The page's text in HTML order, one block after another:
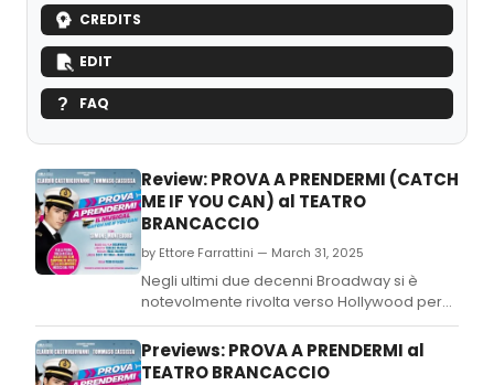
CREDITS
EDIT
FAQ
Review: PROVA A PRENDERMI (CATCH
ME IF YOU CAN) al TEATRO
BRANCACCIO
by Ettore Farrattini — March 31, 2025
Negli ultimi due decenni Broadway si è
notevolmente rivolta verso Hollywood per
presentare al suo pubblico nuovi musical
originali le cui trame erano però tratte da
film di successo.
Previews: PROVA A PRENDERMI al
TEATRO BRANCACCIO